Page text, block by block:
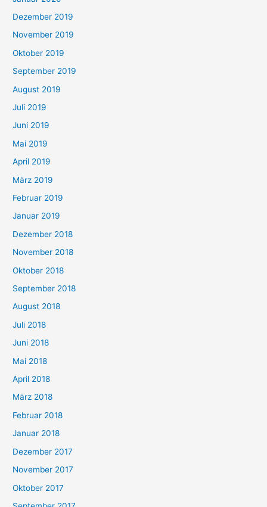
Dezember 2019
November 2019
Oktober 2019
September 2019
August 2019
Juli 2019
Juni 2019
Mai 2019
April 2019
März 2019
Februar 2019
Januar 2019
Dezember 2018
November 2018
Oktober 2018
September 2018
August 2018
Juli 2018
Juni 2018
Mai 2018
April 2018
März 2018
Februar 2018
Januar 2018
Dezember 2017
November 2017
Oktober 2017